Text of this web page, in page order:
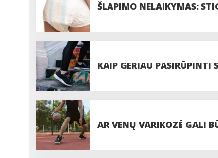
ŠLAPIMO NELAIKYMAS:
KAIP GERIAU PASIRŪPINTI
AR VENŲ VARIKOZĖ GALI